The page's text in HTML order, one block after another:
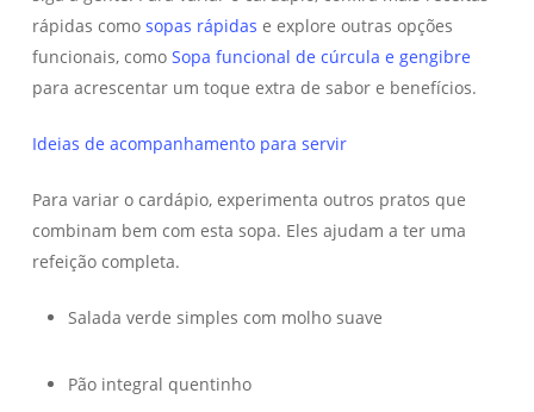
rápidas como sopas rápidas e explore outras opções
funcionais, como Sopa funcional de cúrcula e gengibre
para acrescentar um toque extra de sabor e benefícios.
Ideias de acompanhamento para servir
Para variar o cardápio, experimenta outros pratos que
combinam bem com esta sopa. Eles ajudam a ter uma
refeição completa.
Salada verde simples com molho suave
Pão integral quentinho